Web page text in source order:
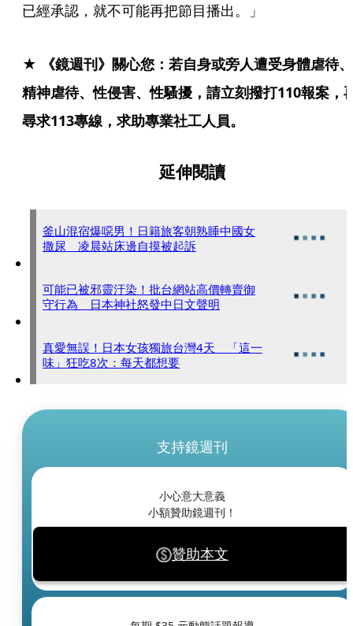
已經承認，就不可能再把節目播出。」
★ 《鏡週刊》關心您：若自身或旁人遭受身體虐待、
精神虐待、性侵害、性騷擾，請立刻撥打110報案，
尋求113專線，求助專業社工人員。
延伸閱讀
釜山混宿爆噁男！日籍旅客朝熟睡中國女
撒尿 凌晨站床邊自摸被起訴
可能已被邪靈汙染！批台網站高價轉賣御
守行為 日本神社怒發中日文聲明
真愛無誤！日本女孩獨旅台灣4天 「這一
味」狂吃8次：每天都想要
支持鏡週刊
小心意大意義
小額贊助鏡週刊！
贊助本文